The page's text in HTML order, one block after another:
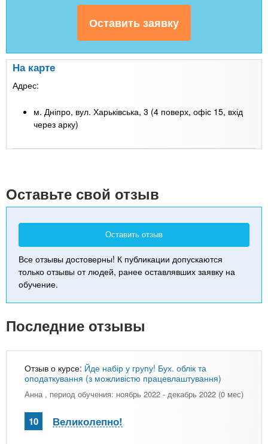
На карте
Адрес:
м. Дніпро, вул. Харьківська, 3 (4 поверх, офіс 15, вхід
через арку)
Оставьте свой отзыв
Оставить отзыв
Все отзывы достоверны! К публикации допускаются
только отзывы от людей, ранее оставлявших заявку на
обучение.
Последние отзывы
Отзыв о курсе: Йде набір у групу! Бух. облік та
оподаткування (з можливістю працевлаштування)
Анна , период обучения: ноябрь 2022 - декабрь 2022 (0 мес)
10 Великолепно!